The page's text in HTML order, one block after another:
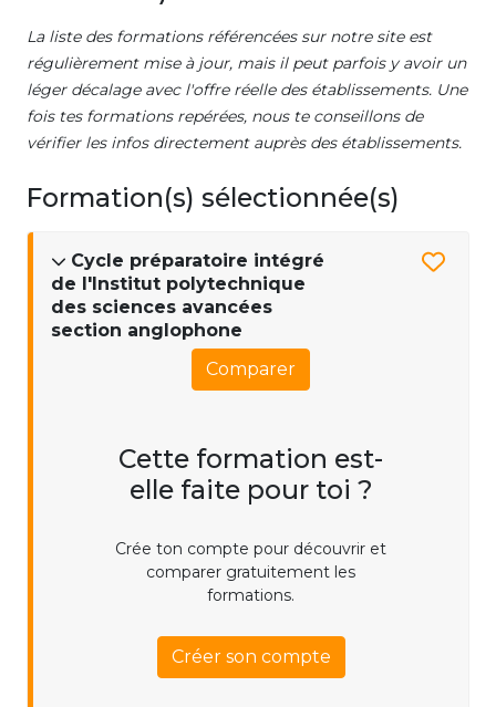
La liste des formations référencées sur notre site est
régulièrement mise à jour, mais il peut parfois y avoir un
léger décalage avec l'offre réelle des établissements. Une
fois tes formations repérées, nous te conseillons de
vérifier les infos directement auprès des établissements.
Formation(s) sélectionnée(s)
Cycle préparatoire intégré
de l'Institut polytechnique
des sciences avancées
section anglophone
Comparer
Cette formation est-
elle faite pour toi ?
Crée ton compte pour découvrir et
comparer gratuitement les
formations.
Créer son compte